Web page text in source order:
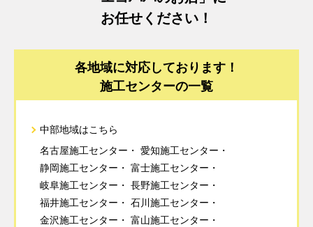
お任せください！
各地域に対応しております！
施工センターの一覧
中部地域はこちら
名古屋施工センター
愛知施工センター
静岡施工センター
富士施工センター
岐阜施工センター
長野施工センター
福井施工センター
石川施工センター
金沢施工センター
富山施工センター